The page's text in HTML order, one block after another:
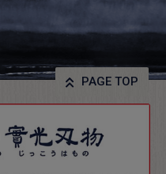
PAGE TOP